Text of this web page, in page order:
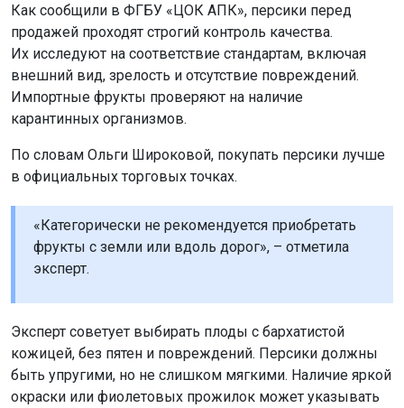
Как сообщили в ФГБУ «ЦОК АПК», персики перед
продажей проходят строгий контроль качества.
Их исследуют на соответствие стандартам, включая
внешний вид, зрелость и отсутствие повреждений.
Импортные фрукты проверяют на наличие
карантинных организмов.
По словам Ольги Широковой, покупать персики лучше
в официальных торговых точках.
«Категорически не рекомендуется приобретать
фрукты с земли или вдоль дорог», – отметила
эксперт.
Эксперт советует выбирать плоды с бархатистой
кожицей, без пятен и повреждений. Персики должны
быть упругими, но не слишком мягкими. Наличие яркой
окраски или фиолетовых прожилок может указывать